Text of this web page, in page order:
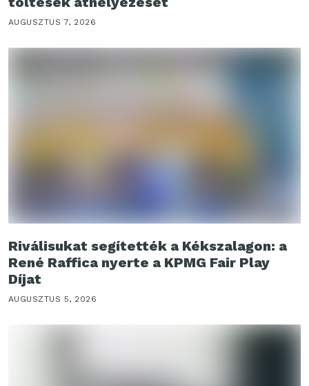
AUGUSZTUS 7, 2026
Riválisukat segítették a Kékszalagon: a
René Raffica nyerte a KPMG Fair Play
Díjat
AUGUSZTUS 5, 2026